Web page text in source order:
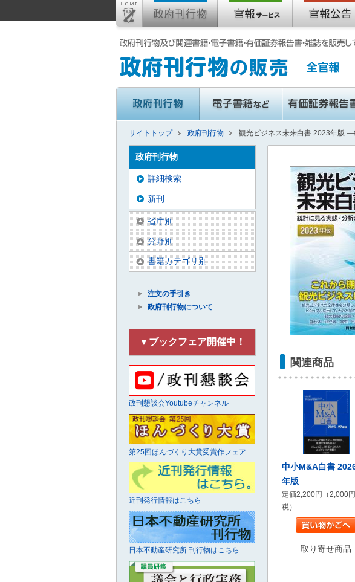
サイトトップ 政府刊行物 観光ビジネス未来白書 2023年版
関連商品
中小M&A白書
年版
定価2,200円（2,000
税）
取り寄せ商品
政府刊行物
詳細検索
新刊
省庁別
分野別
書籍カテゴリ別
注文の手引き
政府刊行物について
▼ブックフェア開催中！
政刊懇談会Youtubeチャンネル
第25回ほんづくり大賞受賞作フェア
近刊発行情報はこちら
日本不動産研究所 刊行物はこちら